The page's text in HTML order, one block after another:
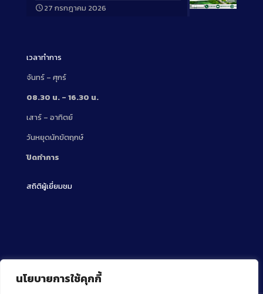
นโยบายการใช้คุกกี้
Long
27 กรกฎาคม 2026
เวลาทำการ
จันทร์ – ศุกร์
08.30 น. – 16.30 น.
เสาร์ – อาทิตย์
วันหยุดนักขัตฤกษ์
ปิดทำการ
สถิติผู้เยี่ยมชม